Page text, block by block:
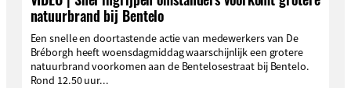
natuurbrand bij Bentelo
Een snelle en doortastende actie van medewerkers van De
Bréborgh heeft woensdagmiddag waarschijnlijk een grotere
natuurbrand voorkomen aan de Bentelosestraat bij Bentelo.
Rond 12.50 uur...